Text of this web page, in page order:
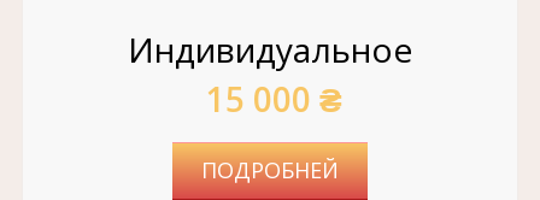
Индивидуальное
15 000 ₴
ПОДРОБНЕЙ